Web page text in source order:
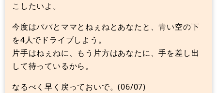
こしたいよ。
今度はパパとママとねぇねとあなたと、青い空の下
を4人でドライブしよう。
片手はねぇねに、もう片方はあなたに、手を差し出
して待っているから。
なるべく早く戻っておいで。(06/07)